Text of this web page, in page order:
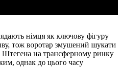
німця як ключову фігуру
тож воротар змушений шукати
Штегена на трансферному ринку
однак до цього часу